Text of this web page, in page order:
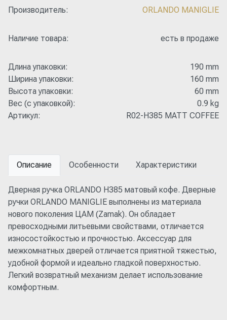
Производитель: ORLANDO MANIGLIE
Наличие товара: есть в продаже
Длина упаковки:
190 mm
Ширина упаковки:
160 mm
Высота упаковки:
60 mm
Вес (с упаковкой):
0.9 kg
Артикул:
R02-H385 MATT COFFEE
Описание Особенности Характеристики
Дверная ручка ORLANDO H385 матовый кофе. Дверные
ручки ORLANDO MANIGLIE выполнены из материала
нового поколения ЦАМ (Zamak). Он обладает
превосходными литьевыми свойствами, отличается
износостойкостью и прочностью. Аксессуар для
межкомнатных дверей отличается приятной тяжестью,
удобной формой и идеально гладкой поверхностью.
Легкий возвратный механизм делает использование
комфортным.